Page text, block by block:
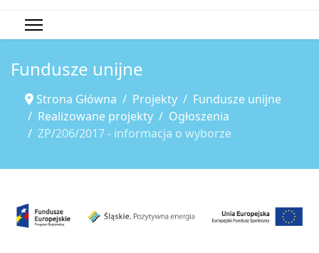
Fundusze unijne
Strona Główna Projekty
Fundusze unijne
Realizowane projekty
Ogłoszenia
ZP/206/2017 - informacja o wyborze